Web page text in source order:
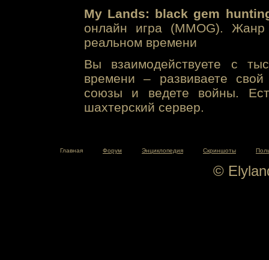
My Lands: black gem
онлайн игра (MMOG). Жанр
реальном времени
Вы взаимодействуете с
времени – развиваете свой
союзы и ведете войны.
шахтерский сервер.
Главная Форум Энциклопедия Скриншоты
©